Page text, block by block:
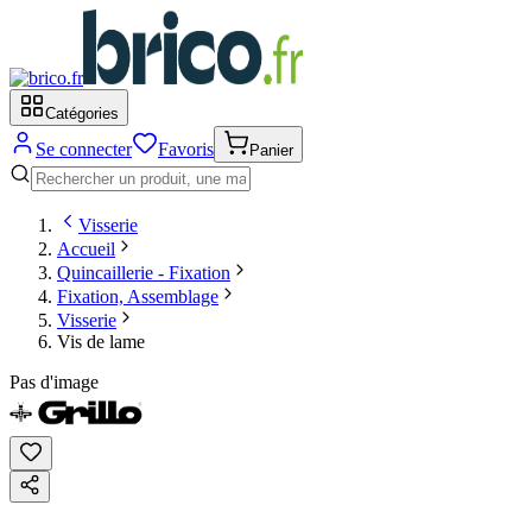
Catégories
Se connecter Favoris Panier
Visserie
Accueil
Quincaillerie - Fixation
Fixation, Assemblage
Visserie
Vis de lame
Pas d'image